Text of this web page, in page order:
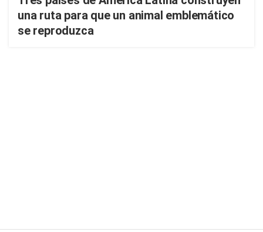
una ruta para que un animal emblemático
se reproduzca